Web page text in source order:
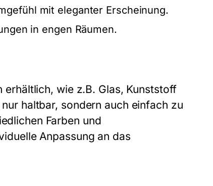
mit eleganter Erscheinung.
in engen Räumen.
erhältlich, wie z.B. Glas, Kunststoff
haltbar, sondern auch einfach zu
Farben und
Anpassung an das